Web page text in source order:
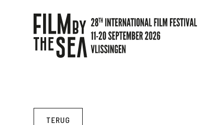
TERUG